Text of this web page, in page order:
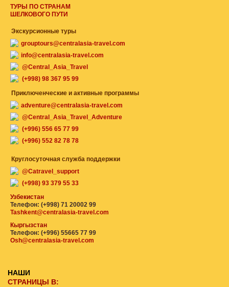
ТУРЫ ПО СТРАНАМ
ШЕЛКОВОГО ПУТИ
Экскурсионные туры
grouptours@centralasia-travel.com
info@centralasia-travel.com
@Central_Asia_Travel
(+998) 98 367 95 99
Приключенческие и активные программы
adventure@centralasia-travel.com
@Central_Asia_Travel_Adventure
(+996) 556 65 77 99
(+996) 552 82 78 78
Круглосуточная служба поддержки
@Catravel_support
(+998) 93 379 55 33
Узбекистан
Телефон: (+998) 71 20002 99
Tashkent@centralasia-travel.com
Кыргызстан
Телефон: (+996) 55665 77 99
Osh@centralasia-travel.com
НАШИ
СТРАНИЦЫ В: